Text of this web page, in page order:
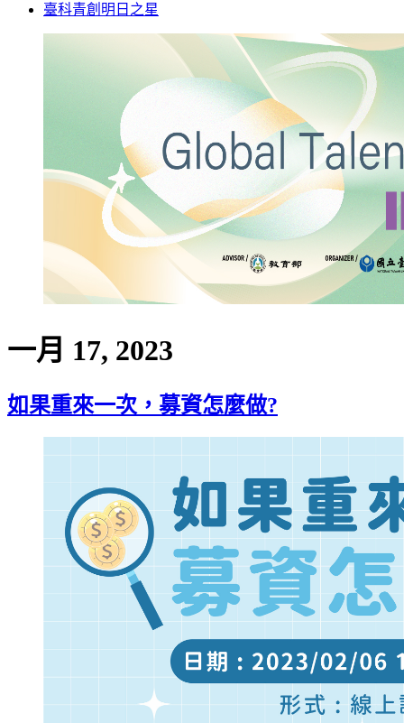
臺科青創明日之星
一月 17, 2023
如果重來一次，募資怎麼做?